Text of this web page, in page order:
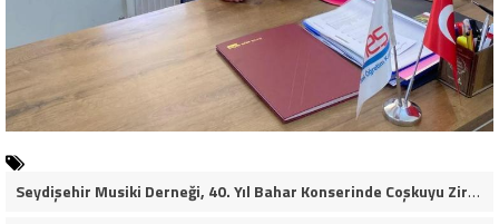
Seydişehir Musiki Derneği, 40. Yıl Bahar Konserinde Coşkuyu Zirveye Taşıdı (VİDEO HABER)